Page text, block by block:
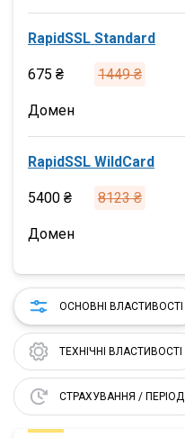
RapidSSL Standard
675 ₴ 1449 ₴
Домен
RapidSSL WildCard
5400 ₴ 8123 ₴
Домен
ОСНОВНІ ВЛАСТИВОСТІ
ТЕХНІЧНІ ВЛАСТИВОСТІ
СТРАХУВАННЯ / ПЕРІОД